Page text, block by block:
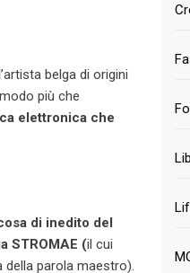
belga di origini
più che
elettronica che
di inedito del
STROMAE (il cui
della parola maestro).